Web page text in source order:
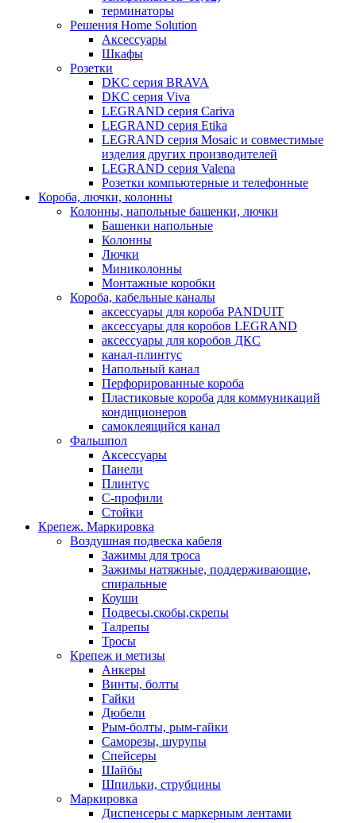
терминаторы
Решения Home Solution
Аксессуары
Шкафы
Розетки
DKC серия BRAVA
DKC серия Viva
LEGRAND серия Cariva
LEGRAND серия Etika
LEGRAND серия Mosaic и совместимые
изделия других производителей
LEGRAND серия Valena
Розетки компьютерные и телефонные
Короба, лючки, колонны
Колонны, напольные башенки, лючки
Башенки напольные
Колонны
Лючки
Миниколонны
Монтажные коробки
Короба, кабельные каналы
аксессуары для короба PANDUIT
аксессуары для коробов LEGRAND
аксессуары для коробов ДКС
канал-плинтус
Напольный канал
Перфорированные короба
Пластиковые короба для коммуникаций
кондиционеров
самоклеящийся канал
Фальшпол
Аксессуары
Панели
Плинтус
С-профили
Стойки
Крепеж. Маркировка
Воздушная подвеска кабеля
Зажимы для троса
Зажимы натяжные, поддерживающие,
спиральные
Коуши
Подвесы,скобы,скрепы
Талрепы
Тросы
Крепеж и метизы
Анкеры
Винты, болты
Гайки
Дюбели
Рым-болты, рым-гайки
Саморезы, шурупы
Спейсеры
Шайбы
Шпильки, струбцины
Маркировка
Диспенсеры с маркерным лентами